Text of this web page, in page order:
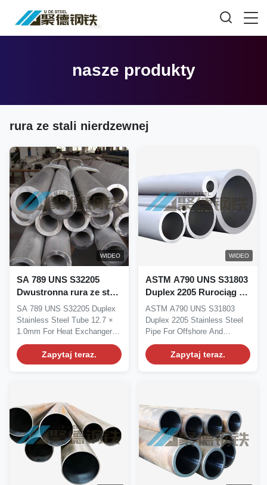
nasze produkty
rura ze stali nierdzewnej
WIDEO
SA 789 UNS S32205
Dwustronna rura ze stali
nierdzewnej 12,7 x 1,0
mm do zastosowań w
wymiennikach ciepła
SA 789 UNS S32205 Duplex
Stainless Steel Tube 12.7 ×
1.0mm For Heat Exchanger
Applications...
Zapytaj teraz.
WIDEO
ASTM A790 UNS S31803
Duplex 2205 Rurociąg ze
stali nierdzewnej do
zastosowań morskich i
chemicznych
ASTM A790 UNS S31803
Duplex 2205 Stainless Steel
Pipe For Offshore And
Chemical Processing...
Zapytaj teraz.